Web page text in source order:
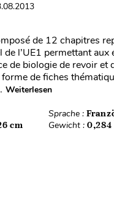
de 12 chapitres
l’UE1 permettant aux
de biologie de revoir et
de fiches
Weiterlesen
Sprache :
cm Gewicht : 0,284